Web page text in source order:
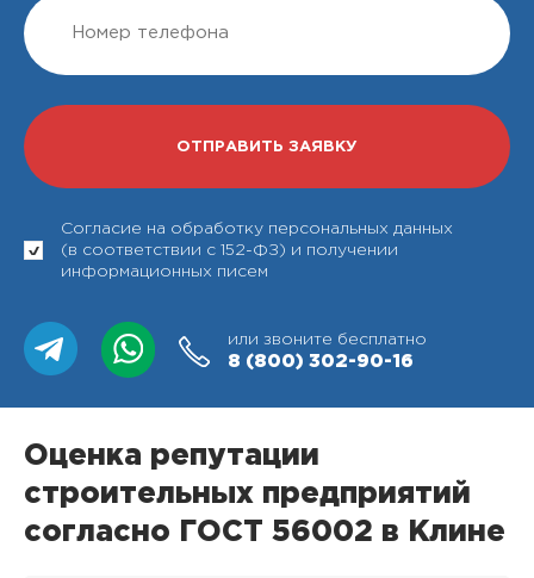
Согласие на обработку персональных данных
(в соответствии с 152-ФЗ) и получении
информационных писем
или звоните бесплатно
8 (800) 302-90-16
Оценка репутации
строительных предприятий
согласно ГОСТ 56002 в Клине